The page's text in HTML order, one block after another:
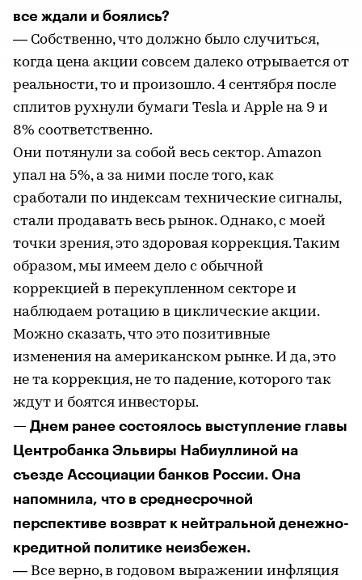
все ждали и боялись?
— Собственно, что должно было случиться,
когда цена акции совсем далеко отрывается от
реальности, то и произошло. 4 сентября после
сплитов рухнули бумаги Tesla и Apple на 9 и
8% соответственно.
Они потянули за собой весь сектор. Amazon
упал на 5%, а за ними после того, как
сработали по индексам технические сигналы,
стали продавать весь рынок. Однако, с моей
точки зрения, это здоровая коррекция. Таким
образом, мы имеем дело с обычной
коррекцией в перекупленном секторе и
наблюдаем ротацию в циклические акции.
Можно сказать, что это позитивные
изменения на американском рынке. И да, это
не та коррекция, не то падение, которого так
ждут и боятся инвесторы.
— Днем ранее состоялось выступление главы
Центробанка Эльвиры Набиуллиной на
съезде Ассоциации банков России. Она
напомнила, что в среднесрочной
перспективе возврат к нейтральной денежно-
кредитной политике неизбежен.
— Все верно, в годовом выражении инфляция